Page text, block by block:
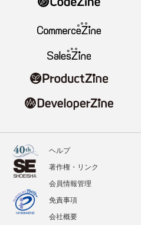
ヘルプ
著作権・リンク
会員情報管理
免責事項
会社概要